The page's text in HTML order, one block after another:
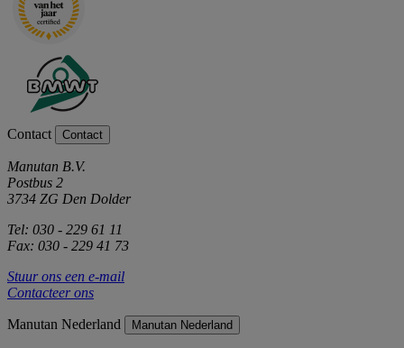
Contact Contact
Manutan B.V.
Postbus 2
3734 ZG Den Dolder
Tel: 030 - 229 61 11
Fax: 030 - 229 41 73
Stuur ons een e-mail
Contacteer ons
Manutan Nederland Manutan Nederland